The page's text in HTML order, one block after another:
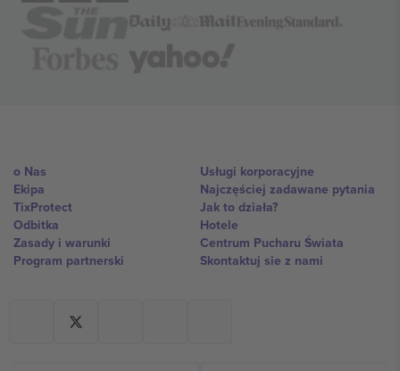
o Nas
Ekipa
TixProtect
Odbitka
Zasady i warunki
Program partnerski
Usługi korporacyjne
Najczęściej zadawane pytania
Jak to działa?
Hotele
Centrum Pucharu Świata
Skontaktuj sie z nami